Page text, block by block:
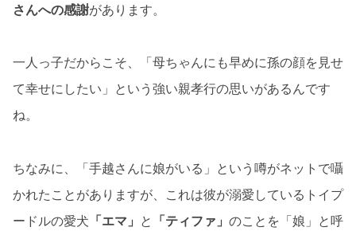
さんへの感謝があります。
一人っ子だからこそ、「母ちゃんにも早めに孫の顔を見せ
て幸せにしたい」という強い親孝行の思いがあるんです
ね。
ちなみに、「手越さんに娘がいる」という噂がネットで囁
かれたことがありますが、これは彼が溺愛しているトイプ
ードルの愛犬 「エマ」 と 「ティファ」 のことを「娘」と呼